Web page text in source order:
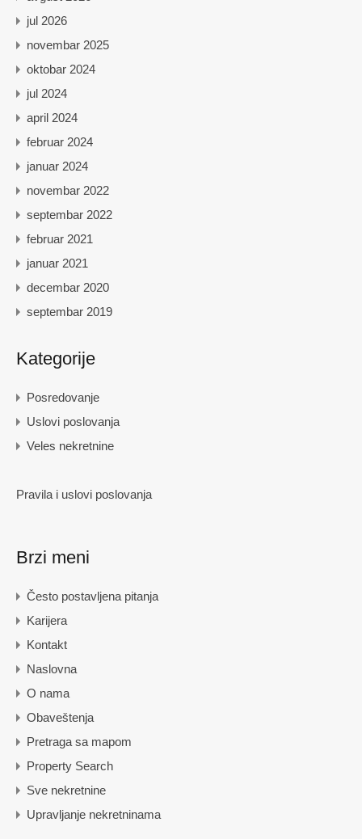
jul 2026
novembar 2025
oktobar 2024
jul 2024
april 2024
februar 2024
januar 2024
novembar 2022
septembar 2022
februar 2021
januar 2021
decembar 2020
septembar 2019
Kategorije
Posredovanje
Uslovi poslovanja
Veles nekretnine
Pravila i uslovi poslovanja
Brzi meni
Često postavljena pitanja
Karijera
Kontakt
Naslovna
O nama
Obaveštenja
Pretraga sa mapom
Property Search
Sve nekretnine
Upravljanje nekretninama